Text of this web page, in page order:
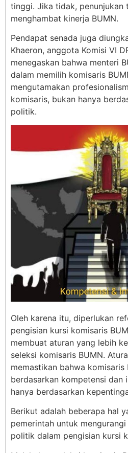
tinggi. Jika tidak, penunjukan
menghambat kinerja BUMN.
Pendapat senada juga
Khaeron, anggota Komisi VI
menegaskan bahwa menteri
dalam memilih komisaris
mengutamakan
komisaris, bukan hanya
politik.
Oleh karena itu, diperlukan
pengisian kursi komisaris
membuat aturan yang lebih
seleksi komisaris BUMN.
memastikan bahwa komisaris
berdasarkan kompetensi dan
hanya berdasarkan
Berikut adalah beberapa hal
pemerintah untuk
politik dalam pengisian kursi